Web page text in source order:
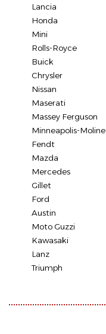
Lancia
Honda
Mini
Rolls-Royce
Buick
Chrysler
Nissan
Maserati
Massey Ferguson
Minneapolis-Moline
Fendt
Mazda
Mercedes
Gillet
Ford
Austin
Moto Guzzi
Kawasaki
Lanz
Triumph